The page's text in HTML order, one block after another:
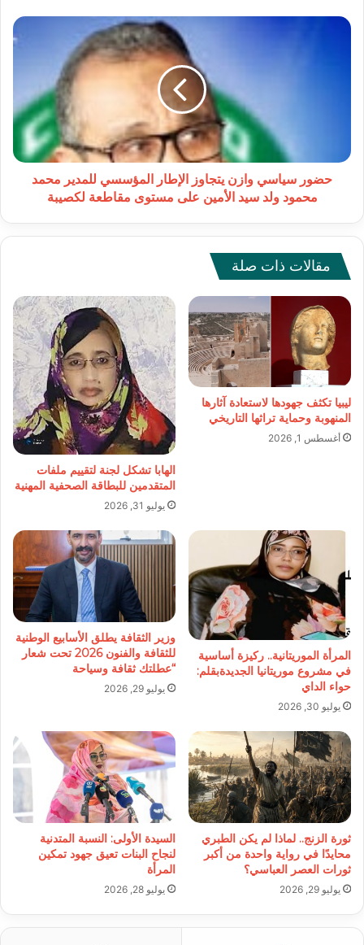
لمقاطعة
حضور
محمود
مقاطعة
لكصيبة
حضور سياسي وازن يتجاوز الإطار المؤسسي للمدير محمد
محمود ولد سيد الأمين على مستوى مقاطعة لكصيبة
مقالات ذات صلة
ليبيا تكثف جهودها لاستعادة آثارها
المنهوبة وحماية تراثها التاريخي
أغسطس 1, 2026
الهابا تشكل لجنة لتقييم ملفات
المتقدمين للبطاقة الصحفية المهنية
يوليو 31, 2026
المرأة الموريتانية.. ركيزة أساسية
في مشروع موريتانيا الجديدةبقلم:
حواء الداي
يوليو 30, 2026
وزير الثقافة يطلق الأسابيع الوطنية
للثقافة والفنون 2026 تحت شعار
“عطلتك ثقافة وسياحة
يوليو 29, 2026
ثورة الزنج.. لماذا لم يكن الطبري
محايدًا في رواية واحدة من أكبر
ثورات العصر العباسي؟
يوليو 29, 2026
السيدة الأولى: النسبة المتدنية
لنجاح البنات تعيق جهود تمكين
المرأة
يوليو 28, 2026